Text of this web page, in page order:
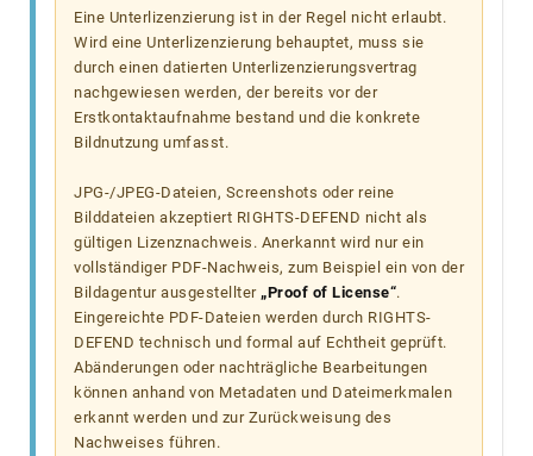
Eine Unterlizenzierung ist in der Regel nicht erlaubt.
Wird eine Unterlizenzierung behauptet, muss sie
durch einen datierten Unterlizenzierungsvertrag
nachgewiesen werden, der bereits vor der
Erstkontaktaufnahme bestand und die konkrete
Bildnutzung umfasst.
JPG-/JPEG-Dateien, Screenshots oder reine
Bilddateien akzeptiert RIGHTS-DEFEND nicht als
gültigen Lizenznachweis. Anerkannt wird nur ein
vollständiger PDF-Nachweis, zum Beispiel ein von der
Bildagentur ausgestellter „Proof of License“.
Eingereichte PDF-Dateien werden durch RIGHTS-
DEFEND technisch und formal auf Echtheit geprüft.
Abänderungen oder nachträgliche Bearbeitungen
können anhand von Metadaten und Dateimerkmalen
erkannt werden und zur Zurückweisung des
Nachweises führen.